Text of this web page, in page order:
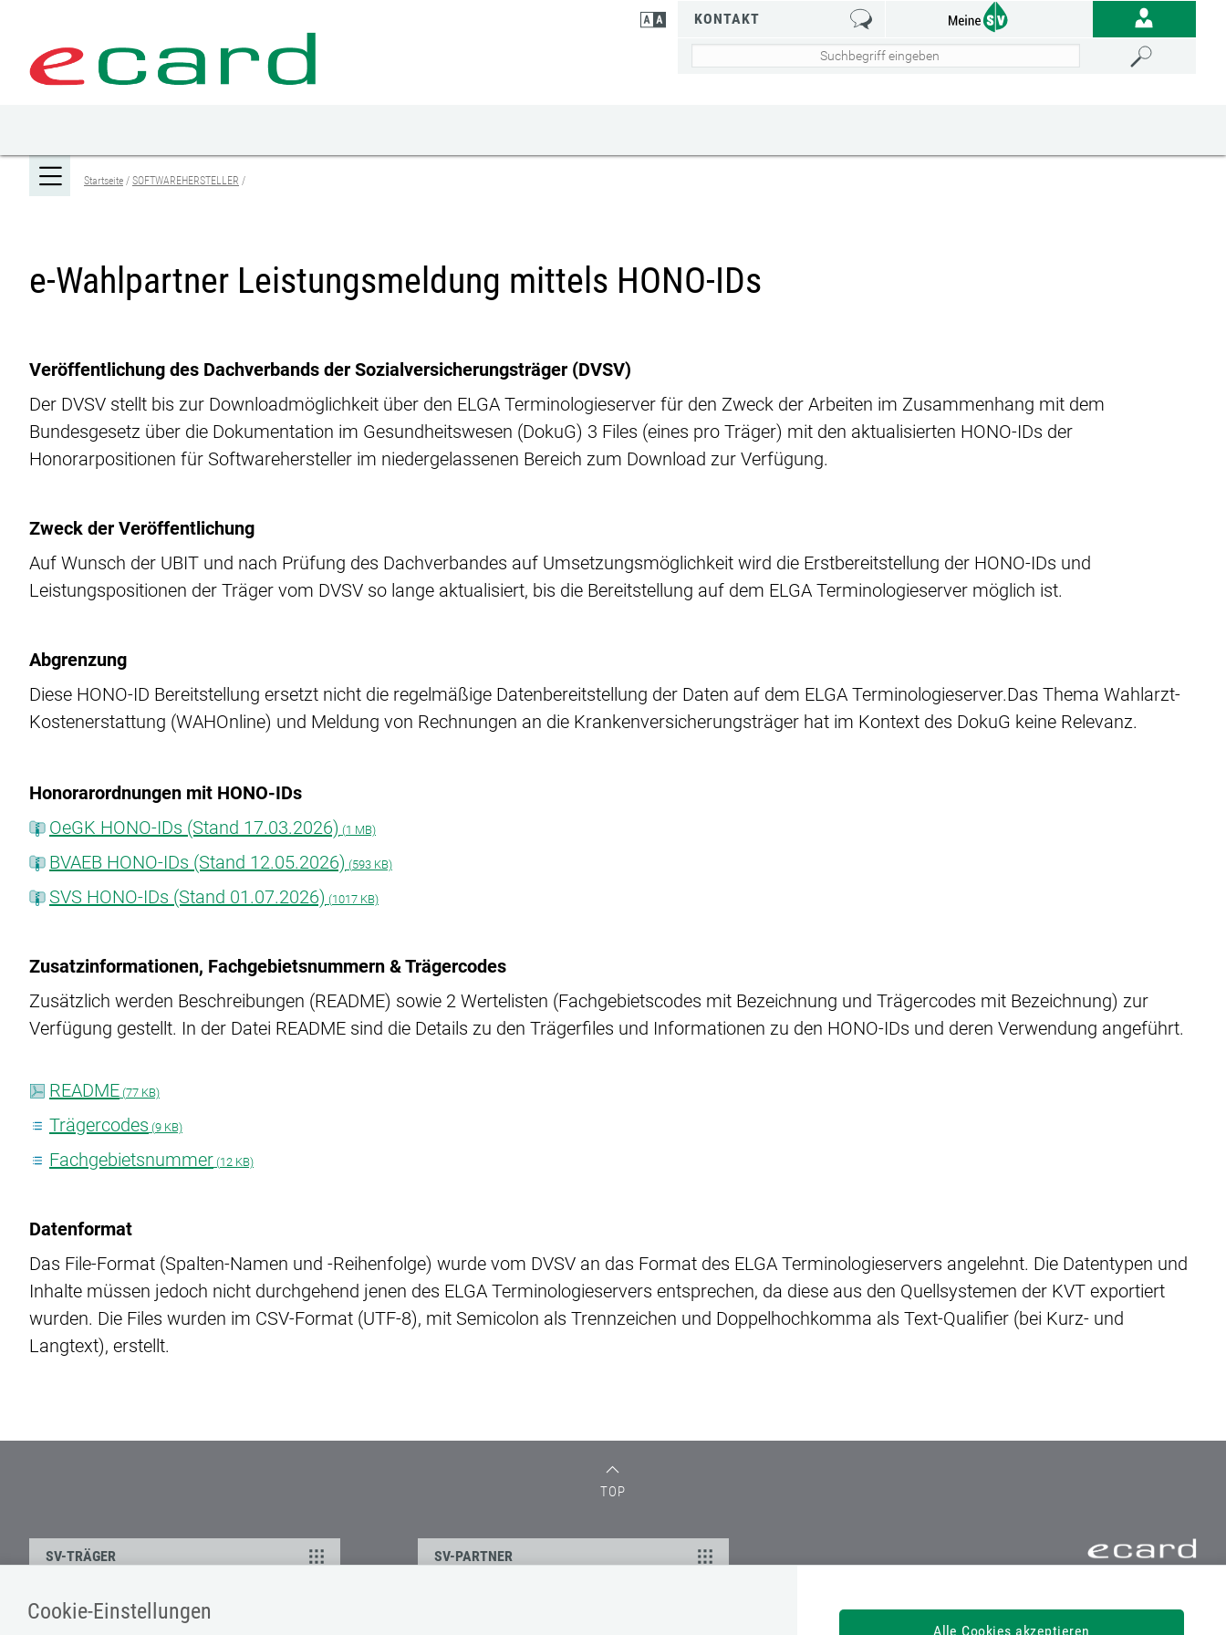
Cookie-Einstellungen
Alle Cookies akzeptieren
KONTAKT
Startseite SOFTWAREHERSTELLER
e-Wahlpartner Leistungsmeldung mittels HONO-IDs
Veröffentlichung des Dachverbands der Sozialversicherungsträger (DVSV)
Der DVSV stellt bis zur Downloadmöglichkeit über den ELGA Terminologieserver für den Zweck der Arbeiten im Zusammenhang mit dem
Bundesgesetz über die Dokumentation im Gesundheitswesen (DokuG) 3 Files (eines pro Träger) mit den aktualisierten HONO-IDs der
Honorarpositionen für Softwarehersteller im niedergelassenen Bereich zum Download zur Verfügung.
Zweck der Veröffentlichung
Auf Wunsch der UBIT und nach Prüfung des Dachverbandes auf Umsetzungsmöglichkeit wird die Erstbereitstellung der HONO-IDs und
Leistungspositionen der Träger vom DVSV so lange aktualisiert, bis die Bereitstellung auf dem ELGA Terminologieserver möglich ist.
Abgrenzung
Diese HONO-ID Bereitstellung ersetzt nicht die regelmäßige Datenbereitstellung der Daten auf dem ELGA Terminologieserver.Das Thema Wahlarzt-
Kostenerstattung (WAHOnline) und Meldung von Rechnungen an die Krankenversicherungsträger hat im Kontext des DokuG keine Relevanz.
Honorarordnungen mit HONO-IDs
OeGK HONO-IDs (Stand 17.03.2026) (1 MB)
BVAEB HONO-IDs (Stand 12.05.2026) (593 KB)
SVS HONO-IDs (Stand 01.07.2026) (1017 KB)
Zusatzinformationen, Fachgebietsnummern & Trägercodes
Zusätzlich werden Beschreibungen (README) sowie 2 Wertelisten (Fachgebietscodes mit Bezeichnung und Trägercodes mit Bezeichnung) zur
Verfügung gestellt. In der Datei README sind die Details zu den Trägerfiles und Informationen zu den HONO-IDs und deren Verwendung angeführt.
README (77 KB)
Trägercodes (9 KB)
Fachgebietsnummer (12 KB)
Datenformat
Das File-Format (Spalten-Namen und -Reihenfolge) wurde vom DVSV an das Format des ELGA Terminologieservers angelehnt. Die Datentypen und
Inhalte müssen jedoch nicht durchgehend jenen des ELGA Terminologieservers entsprechen, da diese aus den Quellsystemen der KVT exportiert
wurden. Die Files wurden im CSV-Format (UTF-8), mit Semicolon als Trennzeichen und Doppelhochkomma als Text-Qualifier (bei Kurz- und
Langtext), erstellt.
TOP
SV-TRÄGER SV-PARTNER